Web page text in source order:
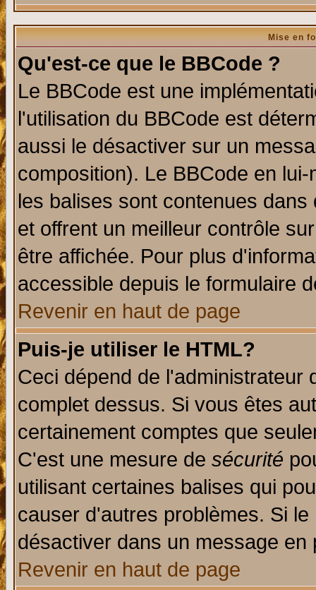
Mise en
Qu'est-ce que le BBCode ?
Le BBCode est une
l'utilisation du BBCode est
aussi le désactiver sur un
composition). Le BBCode en
les balises sont contenues
et offrent un meilleur contrôle
être affichée. Pour plus
accessible depuis le formulaire
Revenir en haut de page
Puis-je utiliser le HTML?
Ceci dépend de l'administrateur
complet dessus. Si vous êtes
certainement comptes que
C'est une mesure de sécurité
utilisant certaines balises qui
causer d'autres problèmes. Si
désactiver dans un message
Revenir en haut de page